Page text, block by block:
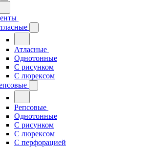
Атласные
Однотонные
С рисунком
С люрексом
Репсовые
Однотонные
С рисунком
С люрексом
С перфорацией